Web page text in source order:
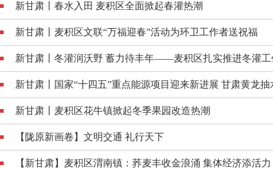
新甘肃丨春水入田 麦积区全面掀起春灌热潮
新甘肃丨麦积区文联“万福迎春”活动为环卫工作者送祝福
新甘肃丨冬灌润沃野 蓄力待丰年——麦积区扎实推进冬灌工
新甘肃丨国家“十四五”重点能源项目迎来新进展 甘肃黄龙抽
新甘肃丨麦积区花牛镇掀起冬季果园改造热潮
【陇原新画卷】文明交通 礼行天下
【新甘肃】麦积区渭南镇：荞麦丰收金浪涌 集体经济添活力